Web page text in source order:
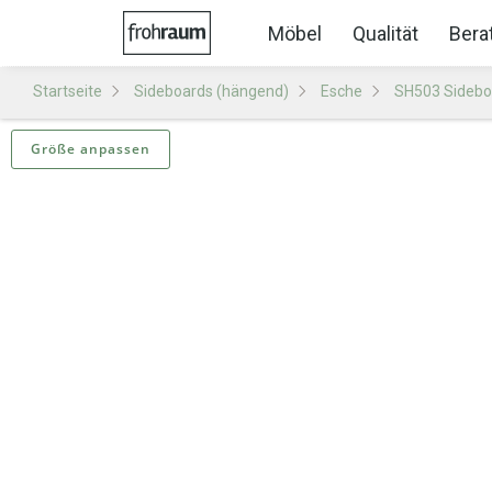
Möbel Qualität
Startseite Sideboards (hängend) Esche SH503
Größe anpassen